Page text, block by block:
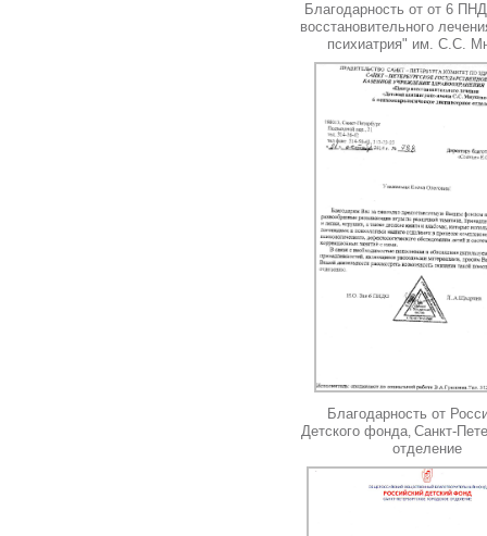
Благодарность от от 6
восстановительного
психиатрия" им. С.С.
Благодарность от
Детского фонда, Санкт-
отделение